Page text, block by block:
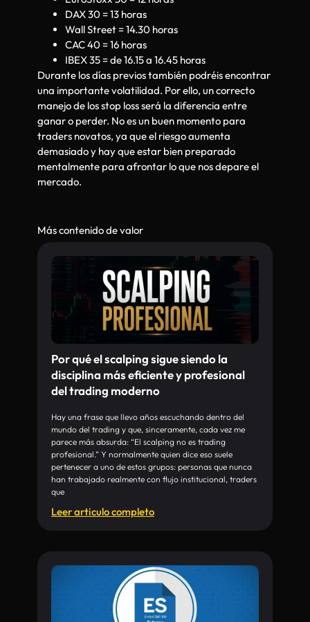
DAX 30 = 13 horas
Wall Street = 14.30 horas
CAC 40 = 16 horas
IBEX 35 = de 16.15 a 16.45 horas
Durante los días previos también podréis encontrar
una importante volatilidad. Por ello, un correcto
manejo de los stop loss será la diferencia entre
ganar o perder. No es un buen momento para
traders novatos, ya que el riesgo aumenta
demasiado y hay que estar bien preparado
mentalmente para afrontar lo que nos depare el
mercado.
Más contenido de valor
Por qué el scalping sigue siendo la
disciplina más eficiente y profesional
del trading moderno
Hay una frase que llevo años escuchando dentro del
mundo del trading y que, sinceramente, cada vez me
parece más absurda: “El scalping no es trading
profesional.” Y normalmente quien dice eso suele
pertenecer a uno de estos grupos: personas que nunca
han trabajado realmente con flujo institucional, traders
que
Leer articulo completo